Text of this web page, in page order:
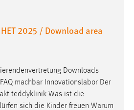
2025 / Download area
Downloads
machbar Innovationslabor Der
teddyklinik Was ist die
sich die Kinder freuen Warum